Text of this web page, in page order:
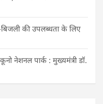
बिजली की उपलब्धता के लिए
नेशनल पार्क : मुख्यमंत्री डॉ.